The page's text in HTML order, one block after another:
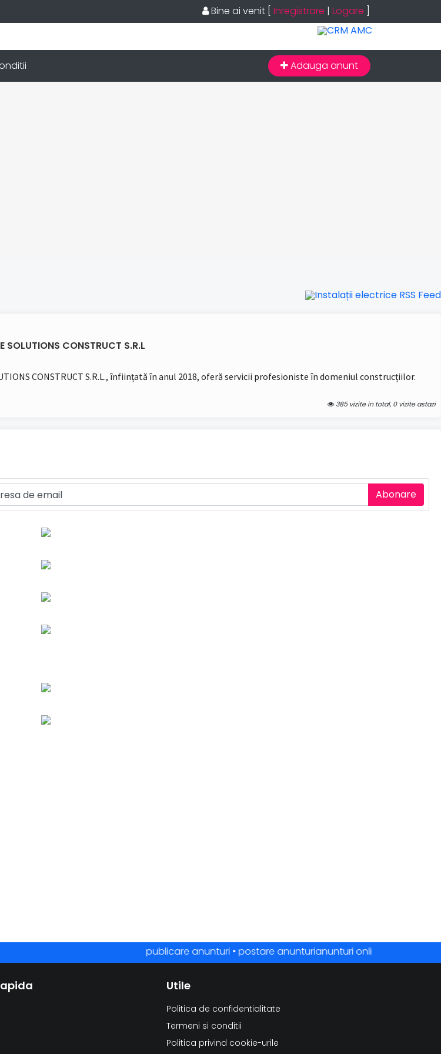
Bine ai venit Inregistrare | Logare
Adauga anunt
CONSTRUCT S.R.L
CONSTRUCT S.R.L., înființată în anul 2018, oferă servicii profesioniste în domeniul construcțiilor.
385 vizite in total, 0 vizite astazi
publicare anunturi • postare anunturianunturi online • anunturi
Utile
Politica de confidentialitate
Termeni si conditii
Politica privind cookie-urile